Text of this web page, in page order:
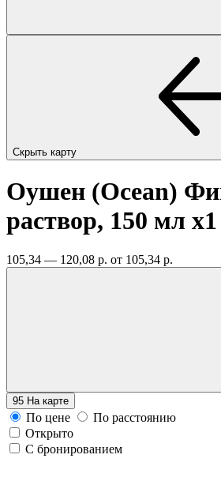
Скрыть карту
Оушен (Ocean)
раствор, 150 мл x1
105,34 — 120,08 р. от 105,34 р.
95 На карте
По цене
По расстоянию
Открыто
С бронированием